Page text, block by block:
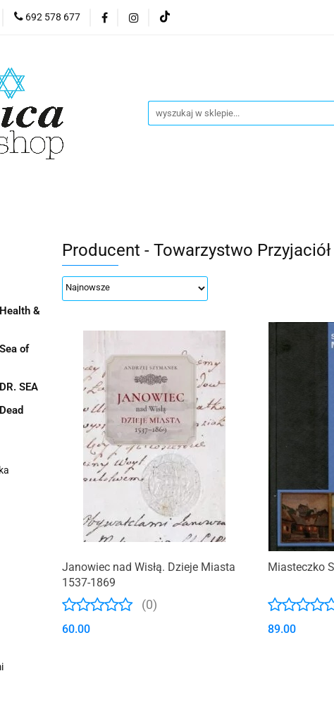
692 578 677
koszerne Artykuły koszerne
Płyty Pamiątki z Izraela
Wyprzedaż Kosmetyki z Morza Martwego Kosmetyki
Kosmetyki z Morza Martwego Biżuteria By Dziubeka
&
of
SEA
Producent - Towarzystwo
Janowiec nad Wisłą. Dzieje Miasta
1537-1869
(0)
60.00
Miasteczko
89.00